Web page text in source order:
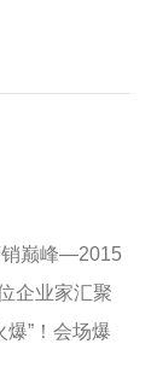
销巅峰—2015
企业家汇聚
”！会场爆